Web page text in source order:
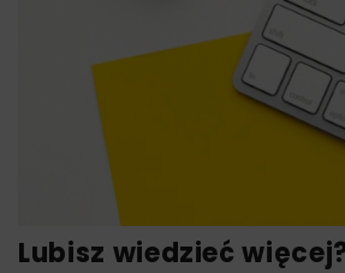
Lubisz wiedzieć